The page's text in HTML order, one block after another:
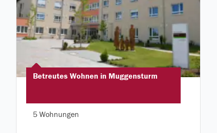
Betreutes Wohnen in Muggensturm
5 Wohnungen